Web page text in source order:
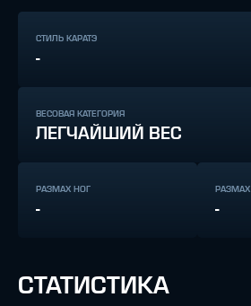
СТИЛЬ КАРАТЭ
-
ВЕСОВАЯ КАТЕГОРИЯ
ЛЕГЧАЙШИЙ ВЕС
РАЗМАХ НОГ
- -
СТАТИСТИКА